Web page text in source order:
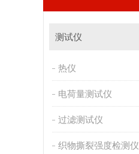
测试仪
热仪
电荷量测试仪
过滤测试仪
织物撕裂强度检测仪